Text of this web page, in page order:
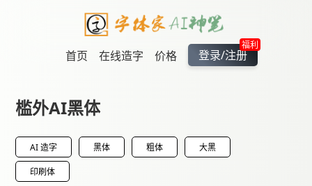
首页 在线造字 价格
福利
登录/注册
槛外AI黑体
AI 造字 黑体 粗体 大黑
印刷体